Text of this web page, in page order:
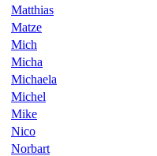
Matthias
Matze
Mich
Micha
Michaela
Michel
Mike
Nico
Norbart